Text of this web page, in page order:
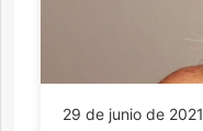
29 de junio de 2021